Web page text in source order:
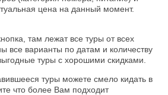
цена на данный момент.
там лежат все туры от всех
все варианты по датам и количеству
туры с хорошими скидками.
туры можете смело кидать в
что более Вам подходит